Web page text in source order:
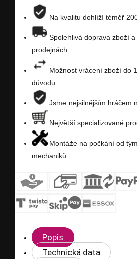
Na kvalitu dohlíží téměř
Spolehlivá doprava zboží
prodejnách
Možnost vrácení zboží do
důvodu
Jsme nejsilnějším hráčem
Největší specializované
Montáže na počkání od
mechaniků
Popis
Technická data